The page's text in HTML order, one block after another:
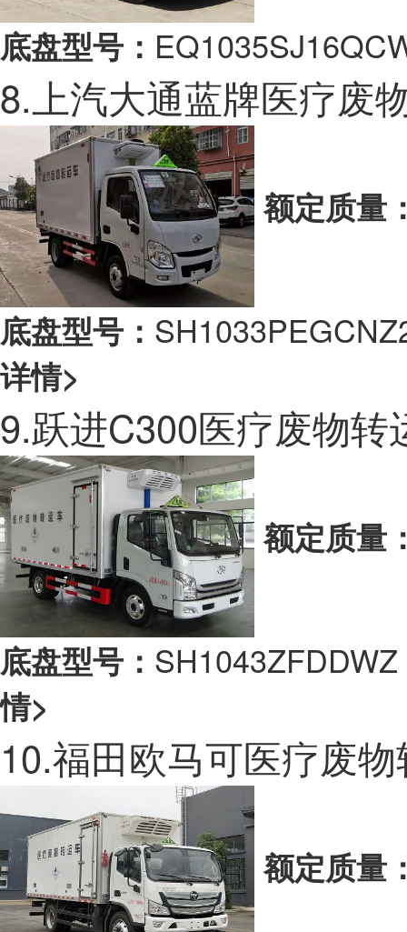
底盘型号：
8.上汽大通蓝牌医疗废
额定质量
底盘型号：
详情>
9.跃进C300医疗废物转
额定质量
底盘型号：
情>
10.福田欧马可医疗废
额定质量